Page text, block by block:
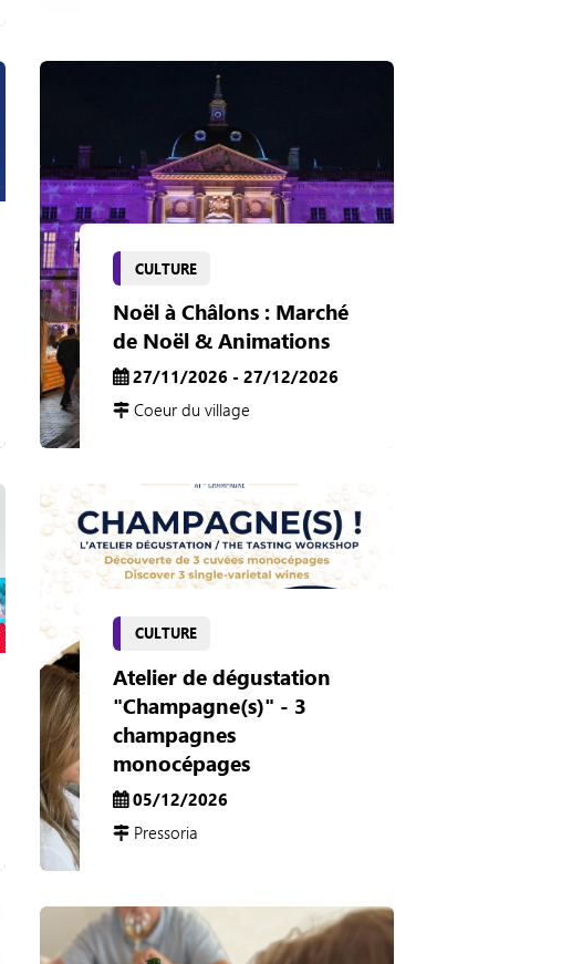
CULTURE
Noël à Châlons : Marché
de Noël & Animations
27/11/2026 - 27/12/2026
Coeur du village
CULTURE
Atelier de dégustation
"Champagne(s)" - 3
champagnes
monocépages
05/12/2026
Pressoria